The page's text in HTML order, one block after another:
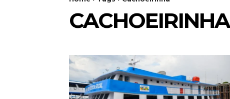
CACHOEIRINHA